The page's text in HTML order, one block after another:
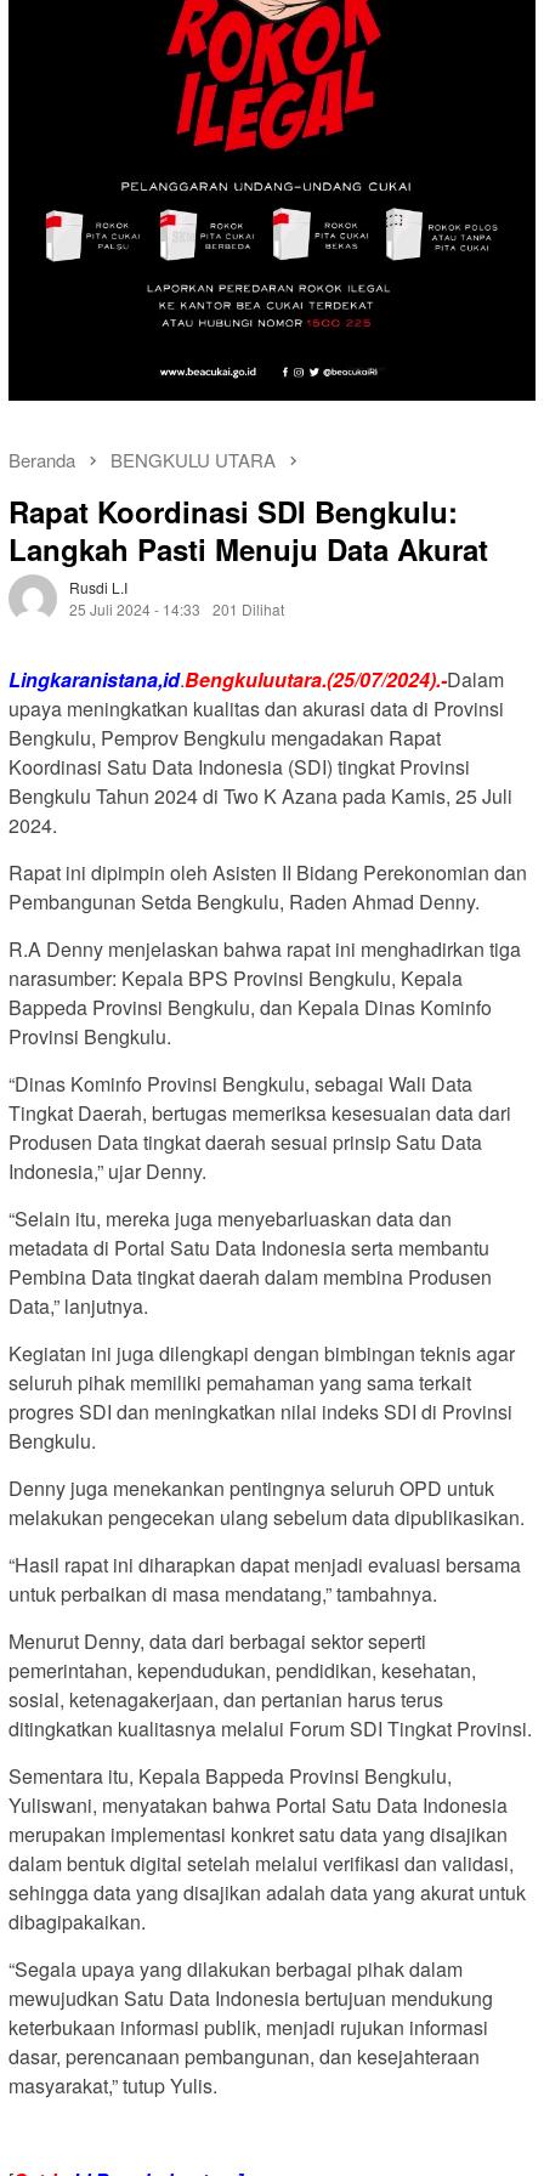
Beranda BENGKULU UTARA
Rapat Koordinasi SDI Bengkulu:
Langkah Pasti Menuju Data Akurat
Rusdi L.i
25 Juli 2024 - 14:33
201 Dilihat
Lingkaranistana,id.Bengkuluutara.(25/07/2024).-Dalam
upaya meningkatkan kualitas dan akurasi data di Provinsi
Bengkulu, Pemprov Bengkulu mengadakan Rapat
Koordinasi Satu Data Indonesia (SDI) tingkat Provinsi
Bengkulu Tahun 2024 di Two K Azana pada Kamis, 25 Juli
2024.
Rapat ini dipimpin oleh Asisten II Bidang Perekonomian dan
Pembangunan Setda Bengkulu, Raden Ahmad Denny.
R.A Denny menjelaskan bahwa rapat ini menghadirkan tiga
narasumber: Kepala BPS Provinsi Bengkulu, Kepala
Bappeda Provinsi Bengkulu, dan Kepala Dinas Kominfo
Provinsi Bengkulu.
“Dinas Kominfo Provinsi Bengkulu, sebagai Wali Data
Tingkat Daerah, bertugas memeriksa kesesuaian data dari
Produsen Data tingkat daerah sesuai prinsip Satu Data
Indonesia,” ujar Denny.
“Selain itu, mereka juga menyebarluaskan data dan
metadata di Portal Satu Data Indonesia serta membantu
Pembina Data tingkat daerah dalam membina Produsen
Data,” lanjutnya.
Kegiatan ini juga dilengkapi dengan bimbingan teknis agar
seluruh pihak memiliki pemahaman yang sama terkait
progres SDI dan meningkatkan nilai indeks SDI di Provinsi
Bengkulu.
Denny juga menekankan pentingnya seluruh OPD untuk
melakukan pengecekan ulang sebelum data dipublikasikan.
“Hasil rapat ini diharapkan dapat menjadi evaluasi bersama
untuk perbaikan di masa mendatang,” tambahnya.
Menurut Denny, data dari berbagai sektor seperti
pemerintahan, kependudukan, pendidikan, kesehatan,
sosial, ketenagakerjaan, dan pertanian harus terus
ditingkatkan kualitasnya melalui Forum SDI Tingkat Provinsi.
Sementara itu, Kepala Bappeda Provinsi Bengkulu,
Yuliswani, menyatakan bahwa Portal Satu Data Indonesia
merupakan implementasi konkret satu data yang disajikan
dalam bentuk digital setelah melalui verifikasi dan validasi,
sehingga data yang disajikan adalah data yang akurat untuk
dibagipakaikan.
“Segala upaya yang dilakukan berbagai pihak dalam
mewujudkan Satu Data Indonesia bertujuan mendukung
keterbukaan informasi publik, menjadi rujukan informasi
dasar, perencanaan pembangunan, dan kesejahteraan
masyarakat,” tutup Yulis.